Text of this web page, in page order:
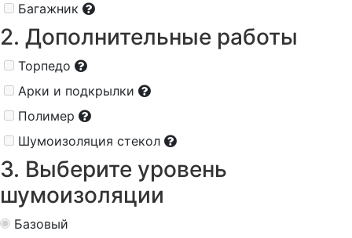
Багажник
2. Дополнительные работы
Торпедо
Арки и подкрылки
Полимер
Шумоизоляция стекол
3. Выберите уровень
шумоизоляции
Базовый